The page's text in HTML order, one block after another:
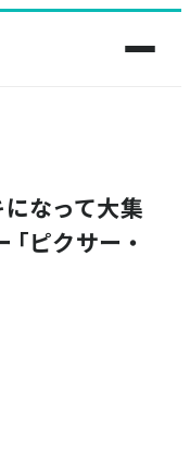
なって大集
｢ピクサー・